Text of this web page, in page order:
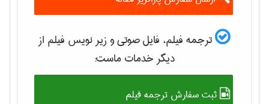
ترجمه فیلم، فایل صوتی و زیر نویس فیلم از
دیگر خدمات ماست:
ثبت سفارش ترجمه فیلم